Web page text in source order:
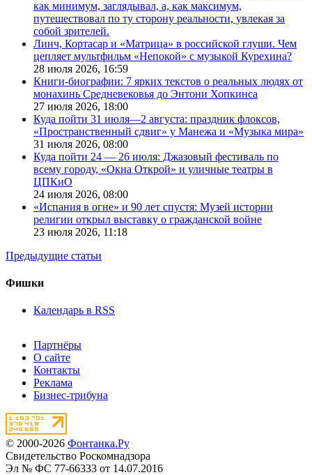
как минимум, заглядывал, а, как максимум,
путешествовал по ту сторону реальности, увлекая за
собой зрителей.
Линч, Кортасар и «Матрица» в российской глуши. Чем
цепляет мультфильм «Непокой» с музыкой Курехина?
28 июля 2026, 16:59
Книги-биографии: 7 ярких текстов о реальных людях от
монахинь Средневековья до Энтони Хопкинса
27 июля 2026, 18:00
Куда пойти 31 июля—2 августа: праздник флоксов,
«Пространственный сдвиг» у Манежа и «Музыка мира»
31 июля 2026, 08:00
Куда пойти 24 — 26 июля: Джазовый фестиваль по
всему городу, «Окна Открой» и уличные театры в
ЦПКиО
24 июля 2026, 08:00
«Испания в огне» и 90 лет спустя: Музей истории
религии открыл выставку о гражданской войне
23 июля 2026, 11:18
Предыдущие статьи
Фишки
Календарь в RSS
Партнёры
О сайте
Контакты
Реклама
Бизнес-трибуна
© 2000-2026 Фонтанка.Ру
Свидетельство Роскомнадзора
Эл № ФС 77-66333 от 14.07.2016